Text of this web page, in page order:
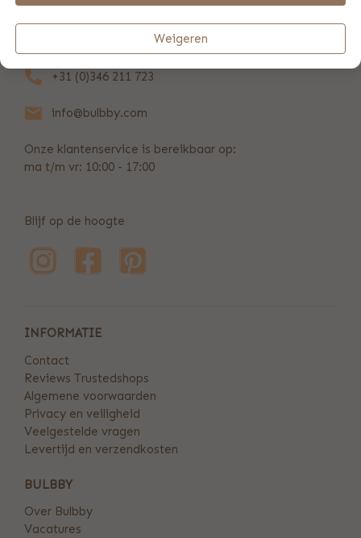
REVIEWS (81)
+31 (0)346 211 723
info@bulbby.com
Onze klantenservice is bereikbaar op:
ma t/m vr: 10:00 - 17:00
Blijf op de hoogte
INFORMATIE
Contact
Reviews Trustedshops
Algemene voorwaarden
Privacy en veiligheid
Veelgestelde vragen
Levertijd en verzendkosten
BULBBY
Over Bulbby
Vacatures
Weigeren